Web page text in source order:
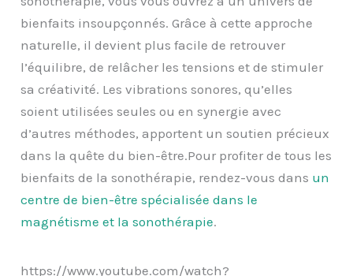
bienfaits insoupçonnés. Grâce à cette approche
naturelle, il devient plus facile de retrouver
l’équilibre, de relâcher les tensions et de stimuler
sa créativité. Les vibrations sonores, qu’elles
soient utilisées seules ou en synergie avec
d’autres méthodes, apportent un soutien précieux
dans la quête du bien-être.Pour profiter de tous les
bienfaits de la sonothérapie, rendez-vous dans un
centre de bien-être spécialisée dans le
magnétisme et la sonothérapie.
https://www.youtube.com/watch?